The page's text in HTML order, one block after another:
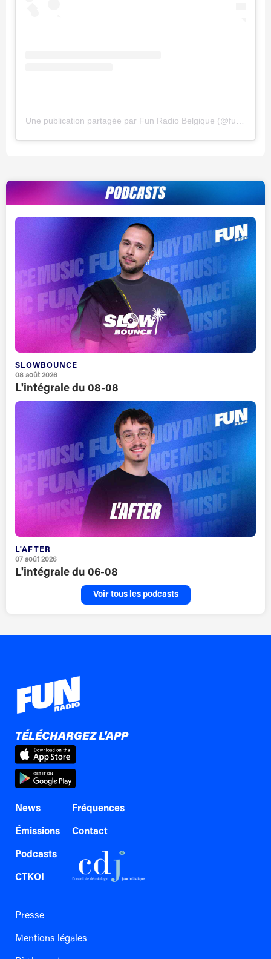
SLOWBOUNCE
08 août 2026
L'intégrale du 08-08
L'AFTER
07 août 2026
L'intégrale du 06-08
Voir tous les podcasts
TÉLÉCHARGEZ L'APP
News
Émissions
Podcasts
CTKOI
Fréquences
Contact
Presse
Mentions légales